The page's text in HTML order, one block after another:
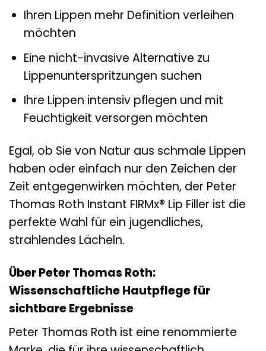
Ihren Lippen mehr Definition verleihen
möchten
Eine nicht-invasive Alternative zu
Lippenunterspritzungen suchen
Ihre Lippen intensiv pflegen und mit
Feuchtigkeit versorgen möchten
Egal, ob Sie von Natur aus schmale Lippen
haben oder einfach nur den Zeichen der
Zeit entgegenwirken möchten, der Peter
Thomas Roth Instant FIRMx® Lip Filler ist die
perfekte Wahl für ein jugendliches,
strahlendes Lächeln.
Über Peter Thomas Roth:
Wissenschaftliche Hautpflege für
sichtbare Ergebnisse
Peter Thomas Roth ist eine renommierte